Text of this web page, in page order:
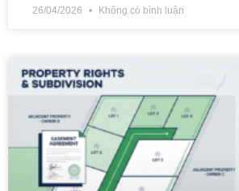
26/04/2026 Không có bình luận